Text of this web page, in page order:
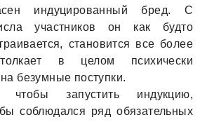
индуцированный бред. С
участников он как будто
становится все более
в целом психически
безумные поступки.
запустить индукцию,
соблюдался ряд обязательных